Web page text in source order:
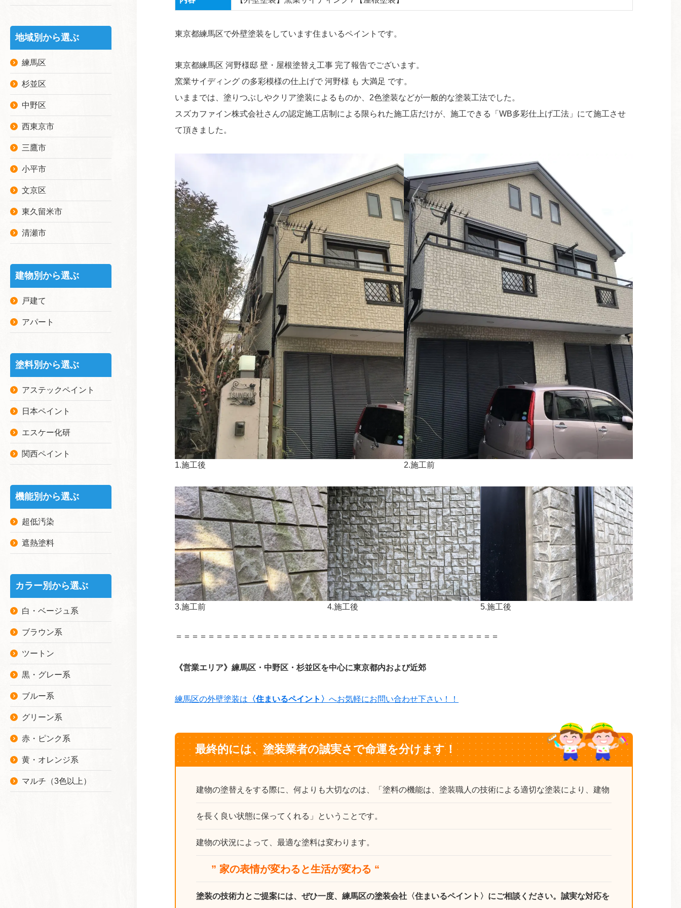
東京都練馬区で外壁塗装をしています住まいるペイントです。
東京都練馬区 河野様邸 壁・屋根塗替え工事 完了報告でございます。
窯業サイディング の多彩模様の仕上げで 河野様 も 大満足 です。
いままでは、塗りつぶしやクリア塗装によるものか、2色塗装などが一般的な塗装工法でした。
スズカファイン株式会社さんの認定施工店制による限られた施工店だけが、施工できる「WB多彩仕上げ工法」にて施工させ
て頂きました。
1.施工後 2.施工前
3.施工前 4.施工後 5.施工後
＝＝＝＝＝＝＝＝＝＝＝＝＝＝＝＝＝＝＝＝＝＝＝＝＝＝＝＝＝＝＝＝＝＝＝＝＝＝＝＝
《営業エリア》練馬区・中野区・杉並区を中心に東京都内および近郊
練馬区の外壁塗装は 〈住まいるペイント〉 へお気軽にお問い合わせ下さい！！
最終的には、塗装業者の誠実さで命運を分けます！
建物の塗替えをする際に、何よりも大切なのは、「塗料の機能は、塗装職人の技術による適切な塗装により、建物
を長く良い状態に保ってくれる」ということです。
建物の状況によって、最適な塗料は変わります。
” 家の表情が変わると生活が変わる “
塗装の技術力とご提案には、ぜひ一度、練馬区の塗装会社〈住まいるペイント〉にご相談ください。誠実な対応を
地域別から選ぶ
練馬区
杉並区
中野区
西東京市
三鷹市
小平市
文京区
東久留米市
清瀬市
建物別から選ぶ
戸建て
アパート
塗料別から選ぶ
アステックペイント
日本ペイント
エスケー化研
関西ペイント
機能別から選ぶ
超低汚染
遮熱塗料
カラー別から選ぶ
白・ベージュ系
ブラウン系
ツートン
黒・グレー系
ブルー系
グリーン系
赤・ピンク系
黄・オレンジ系
マルチ（3色以上）